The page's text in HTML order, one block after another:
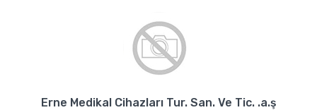
Erne Medikal Cihazları Tur. San. Ve Tic. .a.ş